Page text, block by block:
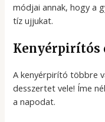
módjai annak, hogy a
tíz ujjukat.
Kenyérpirítós
A kenyérpirító többre
desszertet vele! Íme
a napodat.